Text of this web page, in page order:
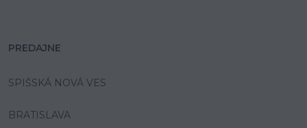
PREDAJNE
SPIŠSKÁ NOVÁ VES
BRATISLAVA